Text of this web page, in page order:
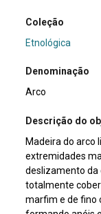
Coleção
Etnológica
Denominação
Arco
Descrição do
Madeira do arco
extremidades
deslizamento da
totalmente
marfim e de fino